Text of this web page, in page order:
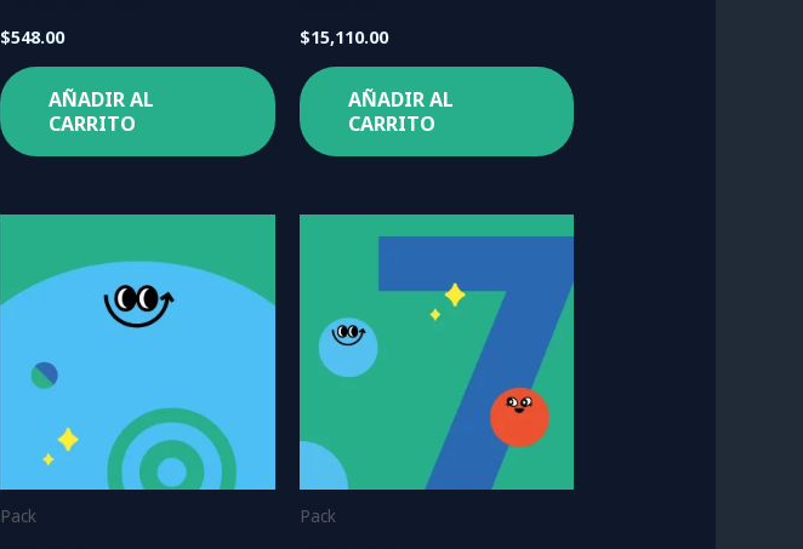
$548.00
AÑADIR AL
CARRITO
$15,110.00
AÑADIR AL
CARRITO
Pack Pack